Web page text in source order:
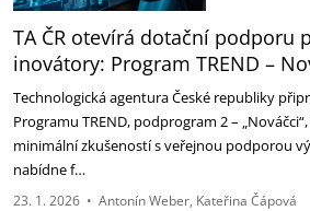
TA ČR otevírá dotační podporu
inovátory: Program TREND –
Technologická agentura České republiky
Programu TREND, podprogram 2 –
minimální zkušeností s veřejnou podporou
nabídne f…
23. 1. 2026 • Antonín Weber Kateřina Čápová